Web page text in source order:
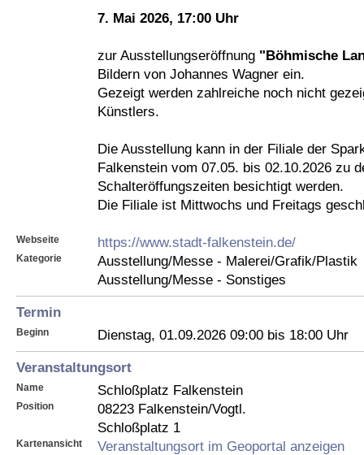
7. Mai 2026, 17:00 Uhr
zur Ausstellungseröffnung "Böhmische
Bildern von Johannes Wagner ein.
Gezeigt werden zahlreiche noch nicht
Künstlers.
Die Ausstellung kann in der Filiale der
Falkenstein vom 07.05. bis 02.10.2026 zu
Schalteröffungszeiten besichtigt werden.
Die Filiale ist Mittwochs und Freitags
Webseite https://www.stadt-falkenstein.de/
Kategorie
Ausstellung/Messe - Malerei/Grafik/Plastik
Ausstellung/Messe - Sonstiges
Termin
Beginn Dienstag, 01.09.2026 09:00 bis 18:00 Uhr
Veranstaltungsort
Name Schloßplatz Falkenstein
Position
08223 Falkenstein/Vogtl.
Schloßplatz 1
Kartenansicht Veranstaltungsort im Geoportal anzeigen